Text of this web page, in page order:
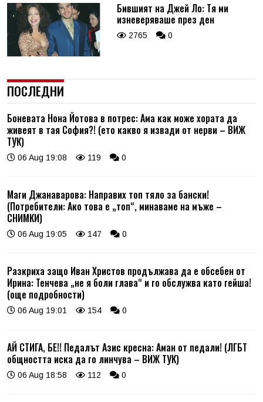
Бившият на Джей Ло: Тя ми
изневеряваше през ден
2765 0
ПОСЛЕДНИ
Боневата Нона Йотова в потрес: Ама как може хората да
живеят в тая София?! (ето какво я извади от нерви – ВИЖ
ТУК)
06 Aug 19:08 119 0
Маги Джанаварова: Направих топ тяло за бански!
(Потребители: Ако това е „топ“, минаваме на мъже –
СНИМКИ)
06 Aug 19:05 147 0
Разкриха защо Иван Христов продължава да е обсебен от
Ирина: Тенчева „не я боли глава“ и го обслужва като гейша!
(още подробности)
06 Aug 19:01 154 0
АЙ СТИГА, БЕ!! Педалът Азис кресна: Аман от педали! (ЛГБТ
общността иска да го линчува – ВИЖ ТУК)
06 Aug 18:58 112 0